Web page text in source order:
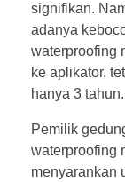
signifikan.
adanya
waterproofing
ke aplikator,
hanya 3 tahun.
Pemilik
waterproofing
menyarankan